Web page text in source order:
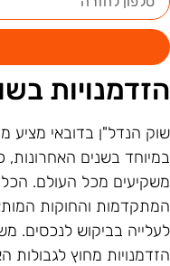
הנדל"ן בדובאי מציע
בשנים האחרונות,
מכל העולם.
והחוקות
בביקוש לנכסים.
מחוץ לגבולות